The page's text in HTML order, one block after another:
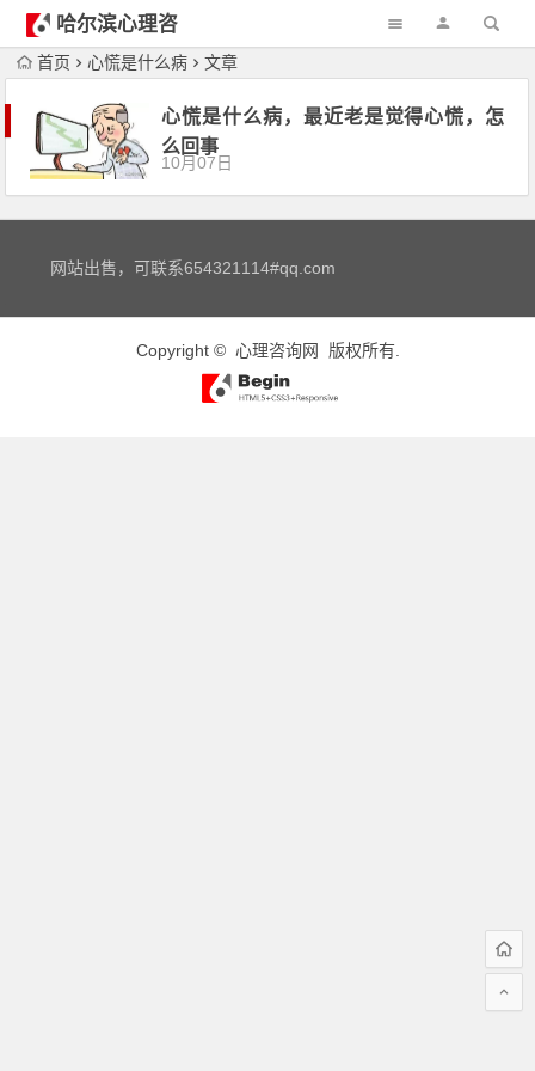
哈尔滨心理咨
询首页 心慌是什么病 文章
心慌是什么病，最近老是觉得心慌，怎
么回事
10月07日
网站出售，可联系654321114#qq.com
Copyright © 心理咨询网 版权所有.